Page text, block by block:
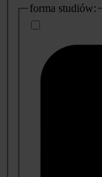
dodatkowe
informacje
forma studiów: